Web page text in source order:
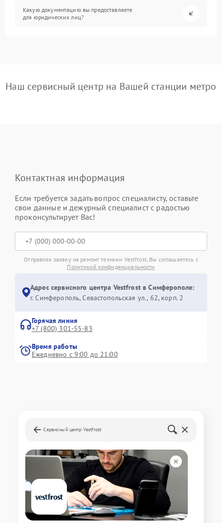
Какую документацию вы предоставляете
для юридических лиц?
Наш сервисный центр на Вашей станции метро
Контактная информация
Если требуется задать вопрос специалисту, оставьте
свои данные и дежурный специалист с радостью
проконсультирует Вас!
Отправляя заявку на ремонт техники Vestfrost, Вы соглашаетесь с
Политикой конфиденциальности
Адрес сервисного центра Vestfrost в Симферополе:
г. Симферополь, Севастопольская ул., 62, корп. 2
Горячая линия
+7 (800) 301-55-83
Время работы
Ежедневно с 9:00 до 21:00
Сервисный центр Vestfrost